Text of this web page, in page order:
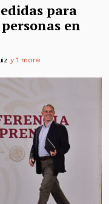
para
en
y 1 more